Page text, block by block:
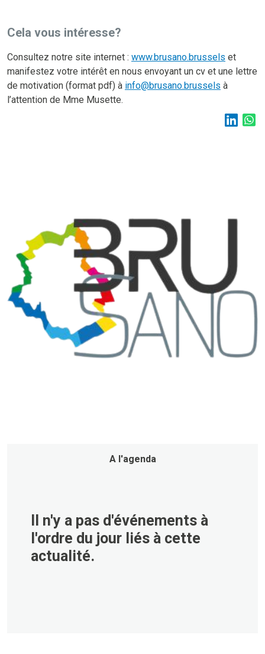
Cela vous intéresse?
Consultez notre site internet : www.brusano.brussels et
manifestez votre intérêt en nous envoyant un cv et une lettre
de motivation (format pdf) à info@brusano.brussels à
l’attention de Mme Musette.
A l'agenda
Il n'y a pas d'événements à
l'ordre du jour liés à cette
actualité.